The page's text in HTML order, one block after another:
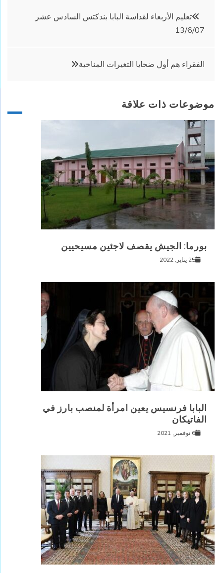
تصفّح
المقالات
تعليم الأربعاء لقداسة البابا بندكتس السادس عشر
13/6/07
الفقراء هم أول ضحايا التغيرات المناخية
موضوعات ذات علاقة
بورما: الجيش يقصف لاجئين مسيحيين
25 يناير, 2022
البابا فرنسيس يعين امرأة لمنصب بارز في
الفاتيكان
6 نوفمبر, 2021